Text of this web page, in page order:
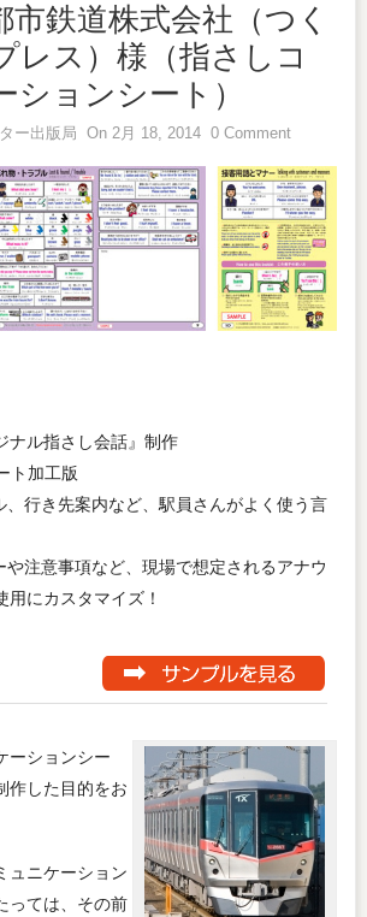
市鉄道株式会社（つく
レス）様（指さしコ
ションシート）
ー出版局 On 2月 18, 2014 0 Comment
ナル指さし会話』制作
ト加工版
、行き先案内など、駅員さんがよく使う言
注意事項など、現場で想定されるアナウ
にカスタマイズ！
ーションシー
作した目的をお
ュニケーション
っては、その前